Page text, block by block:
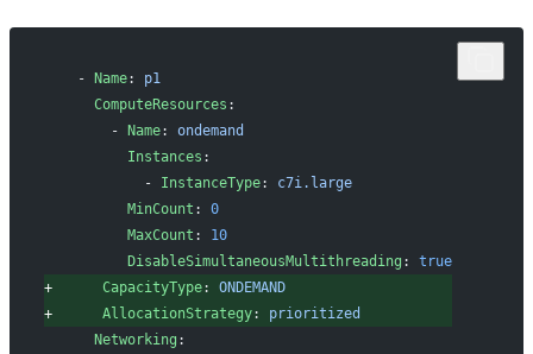
   -
Name: p1
     ComputeResources
:
       -
Name: ondemand
         Instances
:
           -
InstanceType: c7i.large
         MinCount
: 0
         MaxCount
: 10
         DisableSimultaneousMultithreading
: true
+
      CapacityType
: ONDEMAND
+
      AllocationStrategy
: prioritized
     Networking
: